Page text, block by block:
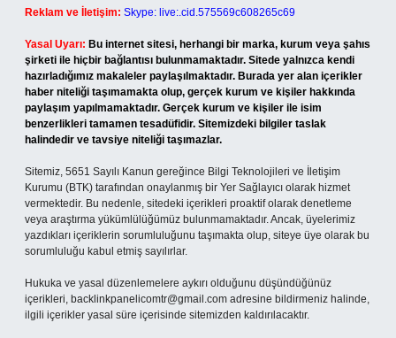
Reklam ve İletişim: Skype: live:.cid.575569c608265c69
Yasal Uyarı: Bu internet sitesi, herhangi bir marka, kurum veya şahıs
şirketi ile hiçbir bağlantısı bulunmamaktadır. Sitede yalnızca kendi
hazırladığımız makaleler paylaşılmaktadır. Burada yer alan içerikler
haber niteliği taşımamakta olup, gerçek kurum ve kişiler hakkında
paylaşım yapılmamaktadır. Gerçek kurum ve kişiler ile isim
benzerlikleri tamamen tesadüfidir. Sitemizdeki bilgiler taslak
halindedir ve tavsiye niteliği taşımazlar.
Sitemiz, 5651 Sayılı Kanun gereğince Bilgi Teknolojileri ve İletişim
Kurumu (BTK) tarafından onaylanmış bir Yer Sağlayıcı olarak hizmet
vermektedir. Bu nedenle, sitedeki içerikleri proaktif olarak denetleme
veya araştırma yükümlülüğümüz bulunmamaktadır. Ancak, üyelerimiz
yazdıkları içeriklerin sorumluluğunu taşımakta olup, siteye üye olarak bu
sorumluluğu kabul etmiş sayılırlar.
Hukuka ve yasal düzenlemelere aykırı olduğunu düşündüğünüz
içerikleri, backlinkpanelicomtr@gmail.com adresine bildirmeniz halinde,
ilgili içerikler yasal süre içerisinde sitemizden kaldırılacaktır.